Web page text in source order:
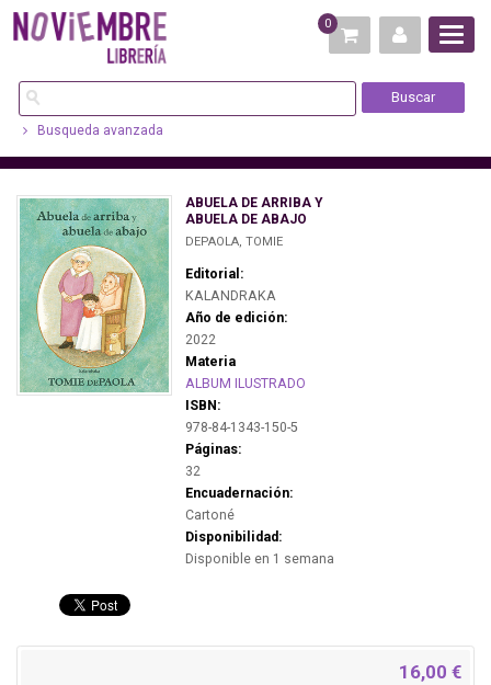
0
Busqueda avanzada
ABUELA DE ARRIBA Y
ABUELA DE ABAJO
DEPAOLA, TOMIE
Editorial:
KALANDRAKA
Año de edición:
2022
Materia
ALBUM ILUSTRADO
ISBN:
978-84-1343-150-5
Páginas:
32
Encuadernación:
Cartoné
Disponibilidad:
Disponible en 1 semana
16,00 €